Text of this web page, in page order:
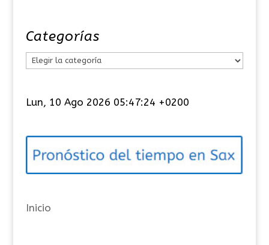
Categorías
e
o
í
s
Lun, 10 Ago 2026 05:47:25 +0200
Inicio